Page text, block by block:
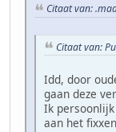
Citaat van:
Citaat van:
Idd, door
gaan deze
Ik
aan het fixxen